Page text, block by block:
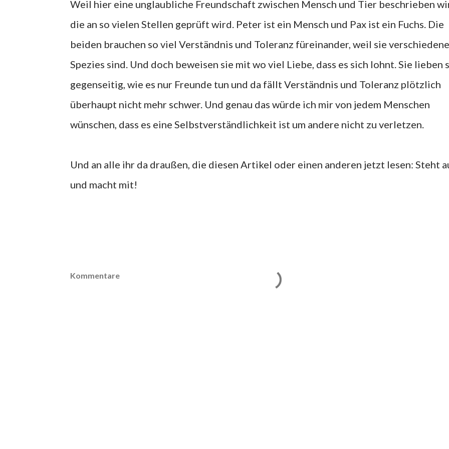
Weil hier eine unglaubliche Freundschaft zwischen Mensch und Tier beschrieben
die an so vielen Stellen geprüft wird. Peter ist ein Mensch und Pax ist ein Fuchs. Die
beiden brauchen so viel Verständnis und Toleranz füreinander, weil sie verschiedene
Spezies sind. Und doch beweisen sie mit wo viel Liebe, dass es sich lohnt. Sie lieben
gegenseitig, wie es nur Freunde tun und da fällt Verständnis und Toleranz plötzlich
überhaupt nicht mehr schwer. Und genau das würde ich mir von jedem Menschen
wünschen, dass es eine Selbstverständlichkeit ist um andere nicht zu verletzen.
Und an alle ihr da draußen, die diesen Artikel oder einen anderen jetzt lesen: Steht
und macht mit!
Kommentare